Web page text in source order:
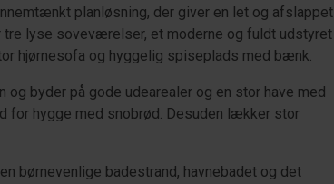
planløsning, der giver en let og afslappet
lyse soveværelser, et moderne og fuldt udstyret
hjørnesofa og hyggelig spiseplads med bænk.
byder på gode udearealer og en stor have med
for hygge med snobrød. Desuden lækker stor
børnevenlige badestrand, havnebadet og det